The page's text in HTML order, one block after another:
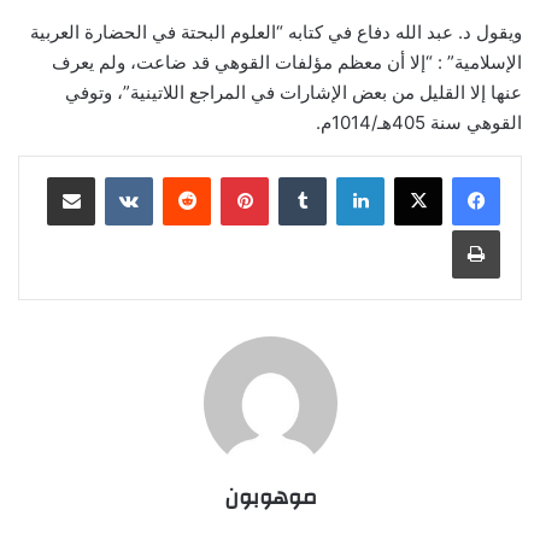
ويقول د. عبد الله دفاع في كتابه “العلوم البحتة في الحضارة العربية
الإسلامية” : “إلا أن معظم مؤلفات القوهي قد ضاعت، ولم يعرف
عنها إلا القليل من بعض الإشارات في المراجع اللاتينية”، وتوفي
القوهي سنة 405هـ/1014م.
لينكدإن بينتيريست
موهوبون